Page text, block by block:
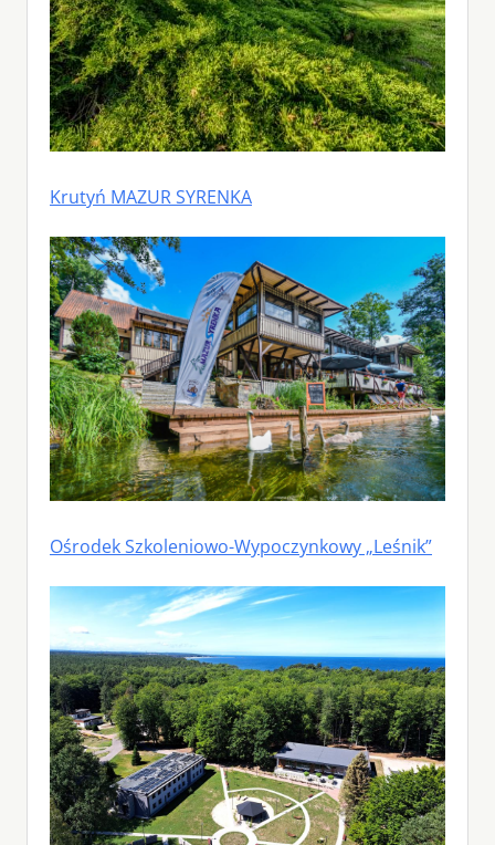
Krutyń MAZUR SYRENKA
Ośrodek Szkoleniowo-Wypoczynkowy „Leśnik”